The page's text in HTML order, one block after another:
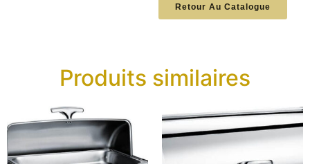
Retour Au Catalogue
Produits similaires